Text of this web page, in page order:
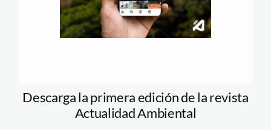
Descarga la primera edición de la revista
Actualidad Ambiental